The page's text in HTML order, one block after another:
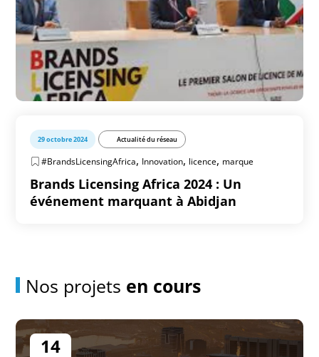
29 octobre 2024 Actualité du réseau
#BrandsLicensingAfrica, Innovation, licence, marque
Brands Licensing Africa 2024 : Un
événement marquant à Abidjan
Nos projets en cours
14